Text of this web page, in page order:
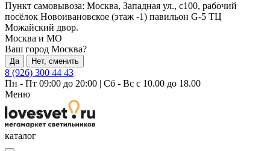
Пункт самовывоза: Москва, Западная ул., с100, рабочий
посёлок Новоивановское (этаж -1) павильон G-5 ТЦ
Можайский двор.
Москва и МО
Ваш город Москва?
Да Нет, сменить
8 (926) 300 44 43
Пн - Пт 09:00 до 20:00 | Сб - Вс с 10.00 до 18.00
Меню
каталог